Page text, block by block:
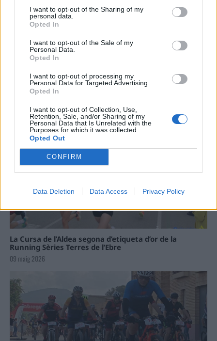
I want to opt-out of the Sharing of my
personal data.
Opted In
I want to opt-out of the Sale of my
Personal Data.
Opted In
I want to opt-out of processing my
Personal Data for Targeted Advertising.
Opted In
I want to opt-out of Collection, Use,
Retention, Sale, and/or Sharing of my
Personal Data that Is Unrelated with the
Purposes for which it was collected.
Opted Out
CONFIRM
Data Deletion Data Access Privacy Policy
“L’eclipsi serà una oportunitat també
31 de juliol de 2026
La Cursa de l’Aldea segona d’etiqueta d’or de la
Running Sèries Terres de l’Ebre
09 maig 2026